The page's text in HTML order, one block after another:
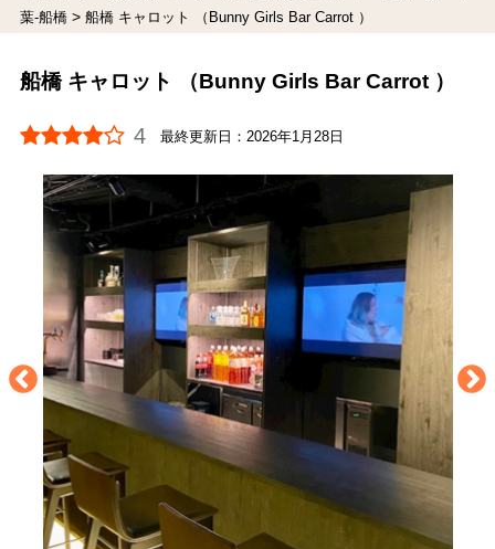
葉-船橋> 船橋 キャロット （Bunny Girls Bar Carrot ）
船橋 キャロット （Bunny Girls Bar Carrot ）
4 最終更新日：2026年1月28日